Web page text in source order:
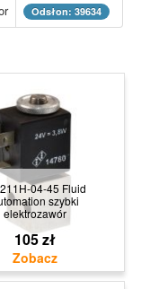
Odsłon: 39634
04-45 Fluid
szybki
elektrozawór
105 zł